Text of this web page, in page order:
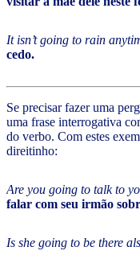
It isn’t going to rain
cedo.
Se precisar fazer uma
uma frase interrogativa
do verbo. Com estes
direitinho:
Are you going to talk to
falar com seu irmão
Is she going to be there